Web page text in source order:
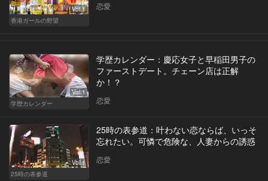
Vol.1
香港ガールの野望
恋愛
Vol.1
学歴カレンダー
学歴カレンダー：慶応女子と早稲田男子の
ファーストデート。チェーン店は正解
か！？
恋愛
Vol.1
25時の表参道
25時の表参道：叶わない恋ならば、いっそ
忘れたい。可憐で危険な、人妻からの誘惑
恋愛